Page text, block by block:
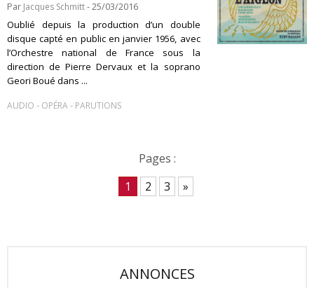
Par Jacques Schmitt- 25/03/2016
Oublié depuis la production d’un double
disque capté en public en janvier 1956, avec
l’Orchestre national de France sous la
direction de Pierre Dervaux et la soprano
Geori Boué dans ...
AUDIO - OPÉRA- PARUTIONS
Pages :
1
2 3 »
ANNONCES